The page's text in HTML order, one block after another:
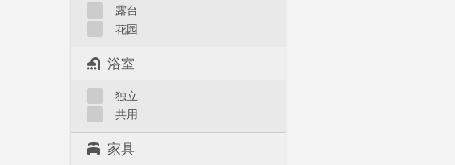
露台
花园
浴室
独立
共用
家具